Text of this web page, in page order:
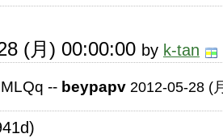
(月) 00:00:00 by k-tan
-- beypapv 2012-05-28 (